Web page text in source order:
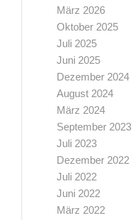
März 2026
Oktober 2025
Juli 2025
Juni 2025
Dezember 2024
August 2024
März 2024
September 2023
Juli 2023
Dezember 2022
Juli 2022
Juni 2022
März 2022